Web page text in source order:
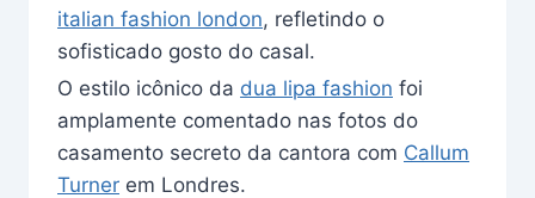
italian fashion london, refletindo o
sofisticado gosto do casal.
O estilo icônico da dua lipa fashion foi
amplamente comentado nas fotos do
casamento secreto da cantora com Callum
Turner em Londres.